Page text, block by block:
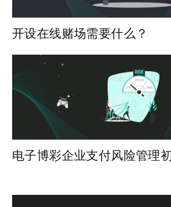
开设在线赌场需要什么？
电子博彩企业支付风险管理